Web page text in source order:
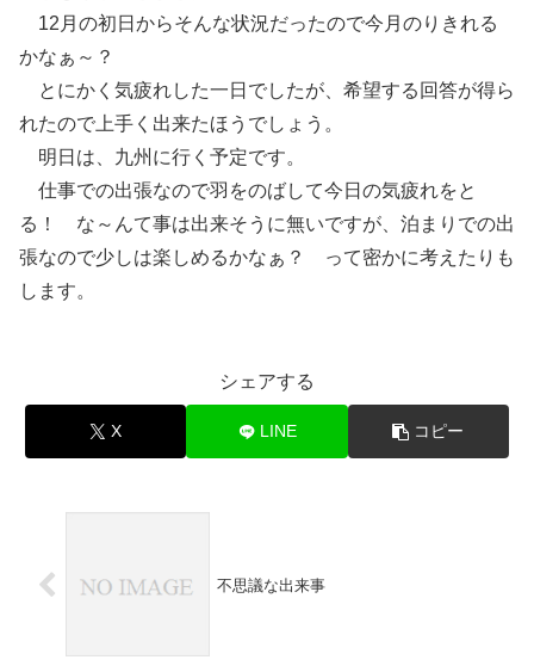
12月の初日からそんな状況だったので今月のりきれる
かなぁ～？
とにかく気疲れした一日でしたが、希望する回答が得ら
れたので上手く出来たほうでしょう。
明日は、九州に行く予定です。
仕事での出張なので羽をのばして今日の気疲れをと
る！ な～んて事は出来そうに無いですが、泊まりでの出
張なので少しは楽しめるかなぁ？ って密かに考えたりも
します。
シェアする
X LINE コピー
不思議な出来事